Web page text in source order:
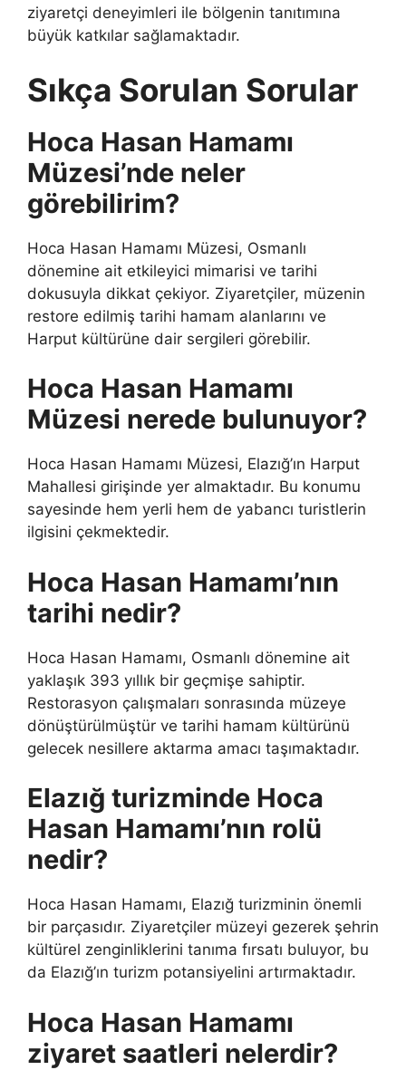
ziyaretçi deneyimleri ile bölgenin tanıtımına
büyük katkılar sağlamaktadır.
Sıkça Sorulan Sorular
Hoca Hasan Hamamı
Müzesi’nde neler
görebilirim?
Hoca Hasan Hamamı Müzesi, Osmanlı
dönemine ait etkileyici mimarisi ve tarihi
dokusuyla dikkat çekiyor. Ziyaretçiler, müzenin
restore edilmiş tarihi hamam alanlarını ve
Harput kültürüne dair sergileri görebilir.
Hoca Hasan Hamamı
Müzesi nerede bulunuyor?
Hoca Hasan Hamamı Müzesi, Elazığ’ın Harput
Mahallesi girişinde yer almaktadır. Bu konumu
sayesinde hem yerli hem de yabancı turistlerin
ilgisini çekmektedir.
Hoca Hasan Hamamı’nın
tarihi nedir?
Hoca Hasan Hamamı, Osmanlı dönemine ait
yaklaşık 393 yıllık bir geçmişe sahiptir.
Restorasyon çalışmaları sonrasında müzeye
dönüştürülmüştür ve tarihi hamam kültürünü
gelecek nesillere aktarma amacı taşımaktadır.
Elazığ turizminde Hoca
Hasan Hamamı’nın rolü
nedir?
Hoca Hasan Hamamı, Elazığ turizminin önemli
bir parçasıdır. Ziyaretçiler müzeyi gezerek şehrin
kültürel zenginliklerini tanıma fırsatı buluyor, bu
da Elazığ’ın turizm potansiyelini artırmaktadır.
Hoca Hasan Hamamı
ziyaret saatleri nelerdir?